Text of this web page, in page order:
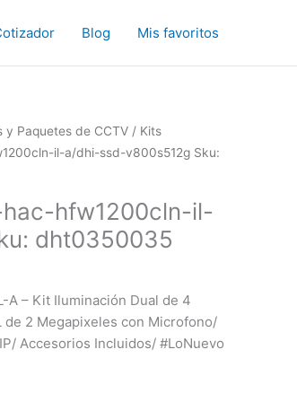
Blog Mis favoritos
y Paquetes de CCTV / Kits
il-a/dhi-ssd-v800s512g Sku:
hfw1200cln-il-
dht0350035
A – Kit Iluminación Dual de 4
de 2 Megapixeles con Microfono/
Accesorios Incluidos/ #LoNuevo